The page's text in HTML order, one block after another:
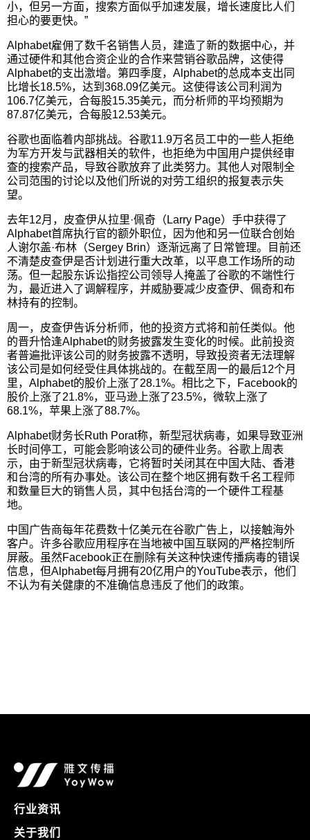
小，但另一方面，搜索方面似乎加速发展，增长速度比人们
担心的要更快。”
Alphabet雇佣了数千名销售人员，建造了新的数据中心，并
通过硬件和其他合资企业的合作来营销谷歌品牌，这使得
Alphabet的支出激增。第四季度，Alphabet的总成本支出同
比增长18.5%，达到368.09亿美元。这使得该公司利润为
106.7亿美元，合每股15.35美元，而分析师的平均预期为
87.87亿美元，合每股12.53美元。
谷歌也面临着内部挑战。谷歌11.9万名员工中的一些人拒绝
为军方开发与武器相关的软件，也拒绝为中国用户提供经审
查的搜索产品，导致谷歌放弃了此类努力。其他人对限制全
公司范围的讨论以及他们所说的对劳工组织的报复表示失
望。
去年12月，皮查伊从拉里·佩奇（Larry Page）手中获得了
Alphabet首席执行官的额外职位，因为他和另一位联合创始
人谢尔盖·布林（Sergey Brin）逐渐远离了日常管理。目前还
不清楚皮查伊是否计划进行重大改革，以平息工作场所的动
荡。但一起股东诉讼指控公司领导人掩盖了谷歌的不端性行
为，最近进入了调解程序，并威胁要减少皮查伊、佩奇和布
林持有的控制。
周一，皮查伊告诉分析师，他的投资方式将和前任类似。他
的晋升恰逢Alphabet的财务披露发生变化的时候。此前投资
者普遍批评该公司的财务披露不透明，导致投资者无法理解
该公司是如何经受住具体挑战的。在截至周一的最后12个月
里，Alphabet的股价上涨了28.1%。相比之下，Facebook的
股价上涨了21.8%，亚马逊上涨了23.5%，微软上涨了
68.1%，苹果上涨了88.7%。
Alphabet财务长Ruth Porat称，新型冠状病毒，如果导致亚洲
长时间停工，可能会影响该公司的硬件业务。谷歌上周表
示，由于新型冠状病毒，它将暂时关闭其在中国大陆、香港
和台湾的所有办事处。该公司在整个地区拥有数千名工程师
和数量巨大的销售人员，其中包括台湾的一个硬件工程基
地。
中国广告商每年花费数十亿美元在谷歌广告上，以接触海外
客户。许多谷歌应用程序在当地被中国互联网的严格控制所
屏蔽。虽然Facebook正在删除有关这种快速传播病毒的错误
信息，但Alphabet每月拥有20亿用户的YouTube表示，他们
不认为有关健康的不准确信息违反了他们的政策。
行业资讯
关于我们